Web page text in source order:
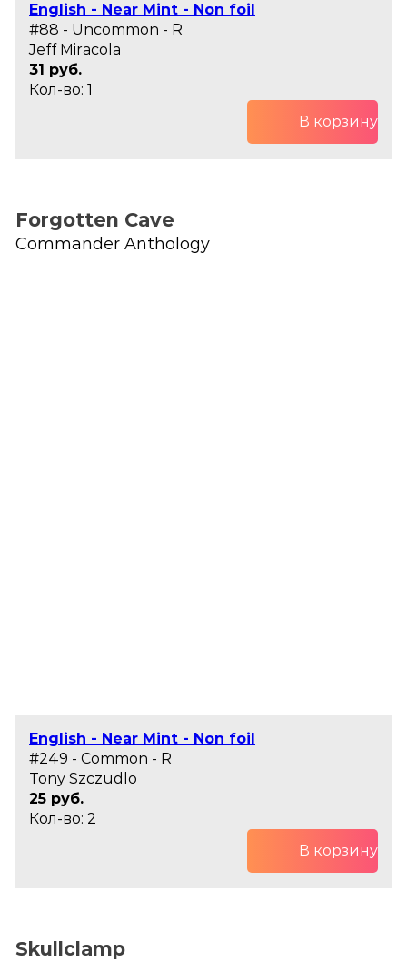
English - Near Mint - Non foil
#88 - Uncommon - R
Jeff Miracola
31 руб.
Кол-во: 1
В корзину
Forgotten Cave
Commander Anthology
English - Near Mint - Non foil
#249 - Common - R
Tony Szczudlo
25 руб.
Кол-во: 2
В корзину
Skullclamp